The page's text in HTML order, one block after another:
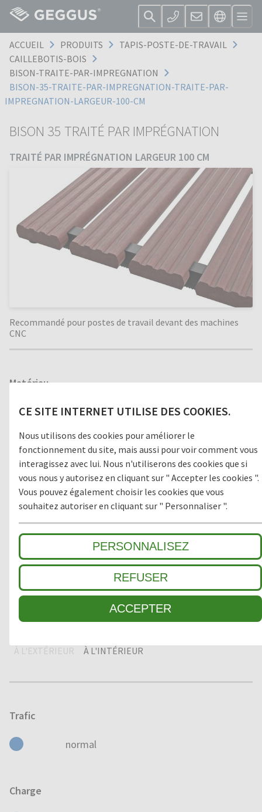
CE SITE INTERNET UTILISE DES COOKIES.
Nous utilisons des cookies pour améliorer le
fonctionnement du site, mais aussi pour voir comment vous
interagissez avec lui. Nous n'utiliserons des cookies que si
vous nous y autorisez en cliquant sur " Accepter les cookies ".
Vous pouvez également choisir les cookies que vous
souhaitez autoriser en cliquant sur " Personnaliser ".
PERSONNALISEZ
REFUSER
ACCEPTER
ACCUEIL PRODUITS
TAPIS-POSTE-DE-TRAVAIL
CAILLEBOTIS-BOIS
BISON-TRAITE-PAR-IMPREGNATION
BISON-35-TRAITE-PAR-IMPREGNATION-TRAITE-PAR-
IMPREGNATION-LARGEUR-100-CM
BISON 35 TRAITÉ PAR IMPRÉGNATION
TRAITÉ PAR IMPRÉGNATION LARGEUR 100 CM
Recommandé pour postes de travail devant des machines
CNC
Matériau
BOIS
Version
OUVERT FERMÉ
SEC HUMIDE MOUILLÉ
Domaine d'application
À L'EXTÉRIEUR À L'INTÉRIEUR
Trafic
normal
Charge